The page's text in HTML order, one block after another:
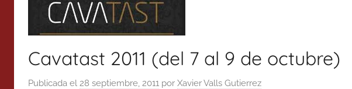
Cavatast 2011 (del 7 al 9 de octubre)
Publicada el 28 septiembre, 2011 por Xavier Valls Gutierrez